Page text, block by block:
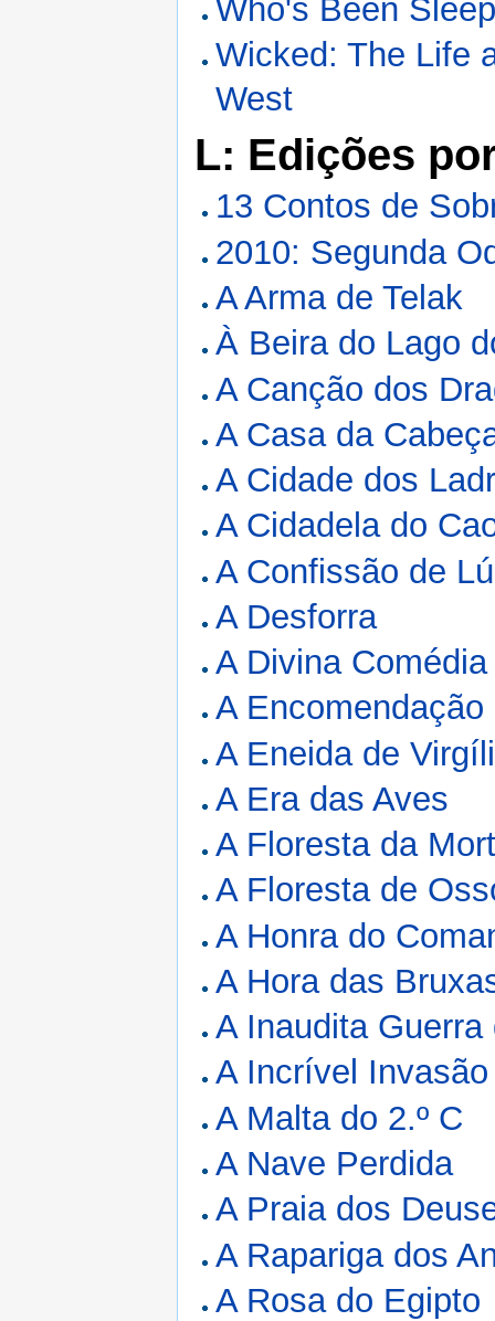
Who's Been
Wicked: The Life
West
L: Edições
13 Contos de
2010: Segunda
A Arma de Telak
À Beira do Lago
A Canção dos
A Casa da
A Cidade dos
A Cidadela do
A Confissão de
A Desforra
A Divina Comédia
A
A Eneida de
A Era das Aves
A Floresta da
A Floresta de
A Honra do
A Hora das
A Inaudita
A Incrível Invasão
A Malta do 2.º C
A Nave Perdida
A Praia dos
A Rapariga dos
A Rosa do Egipto